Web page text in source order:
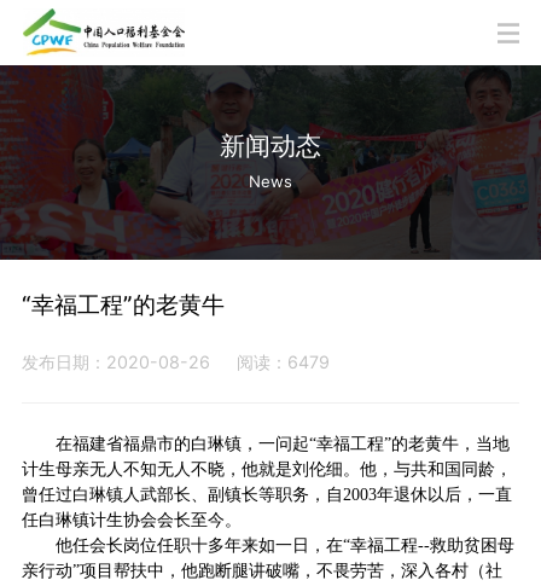
新闻动态
News
“幸福工程”的老黄牛
发布日期：2020-08-26 阅读：6479
在福建省福鼎市的白琳镇，一问起“幸福工程”的老黄牛，当地
计生母亲无人不知无人不晓，他就是刘伦细。他，与共和国同龄，
曾任过白琳镇人武部长、副镇长等职务，自2003年退休以后，一直
任白琳镇计生协会会长至今。
他任会长岗位任职十多年来如一日，在“幸福工程--救助贫困母
亲行动”项目帮扶中，他跑断腿讲破嘴，不畏劳苦，深入各村（社